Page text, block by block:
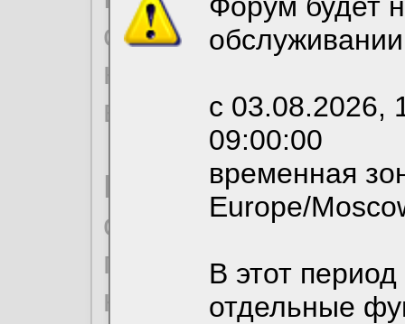
с 03.08.2026,
09:00:00
временная
Europe/
В этот
отдельные
согласие на
необходимых для
вы можете
По
ознакомиться с
пользовательским